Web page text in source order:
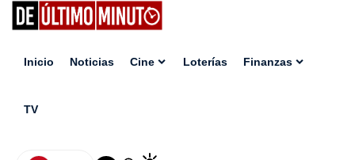
Inicio Noticias Cine Loterías Finanzas
TV